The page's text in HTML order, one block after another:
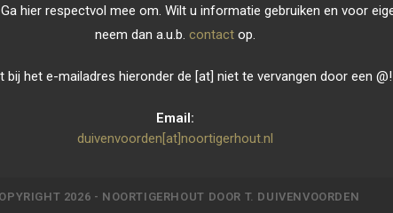
hier respectvol mee om. Wilt u informatie gebruiken en voor
neem dan a.u.b. contactop.
bij het e-mailadres hieronder de [at] niet te vervangen door een @!
Email:
duivenvoorden[at]noortigerhout.nlOpent
2026 - NOORTIGERHOUT DOOR T. DUIVENVOORDEN